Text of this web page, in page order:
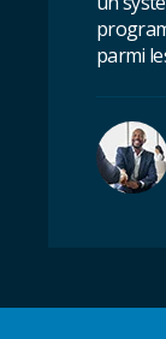
parmi